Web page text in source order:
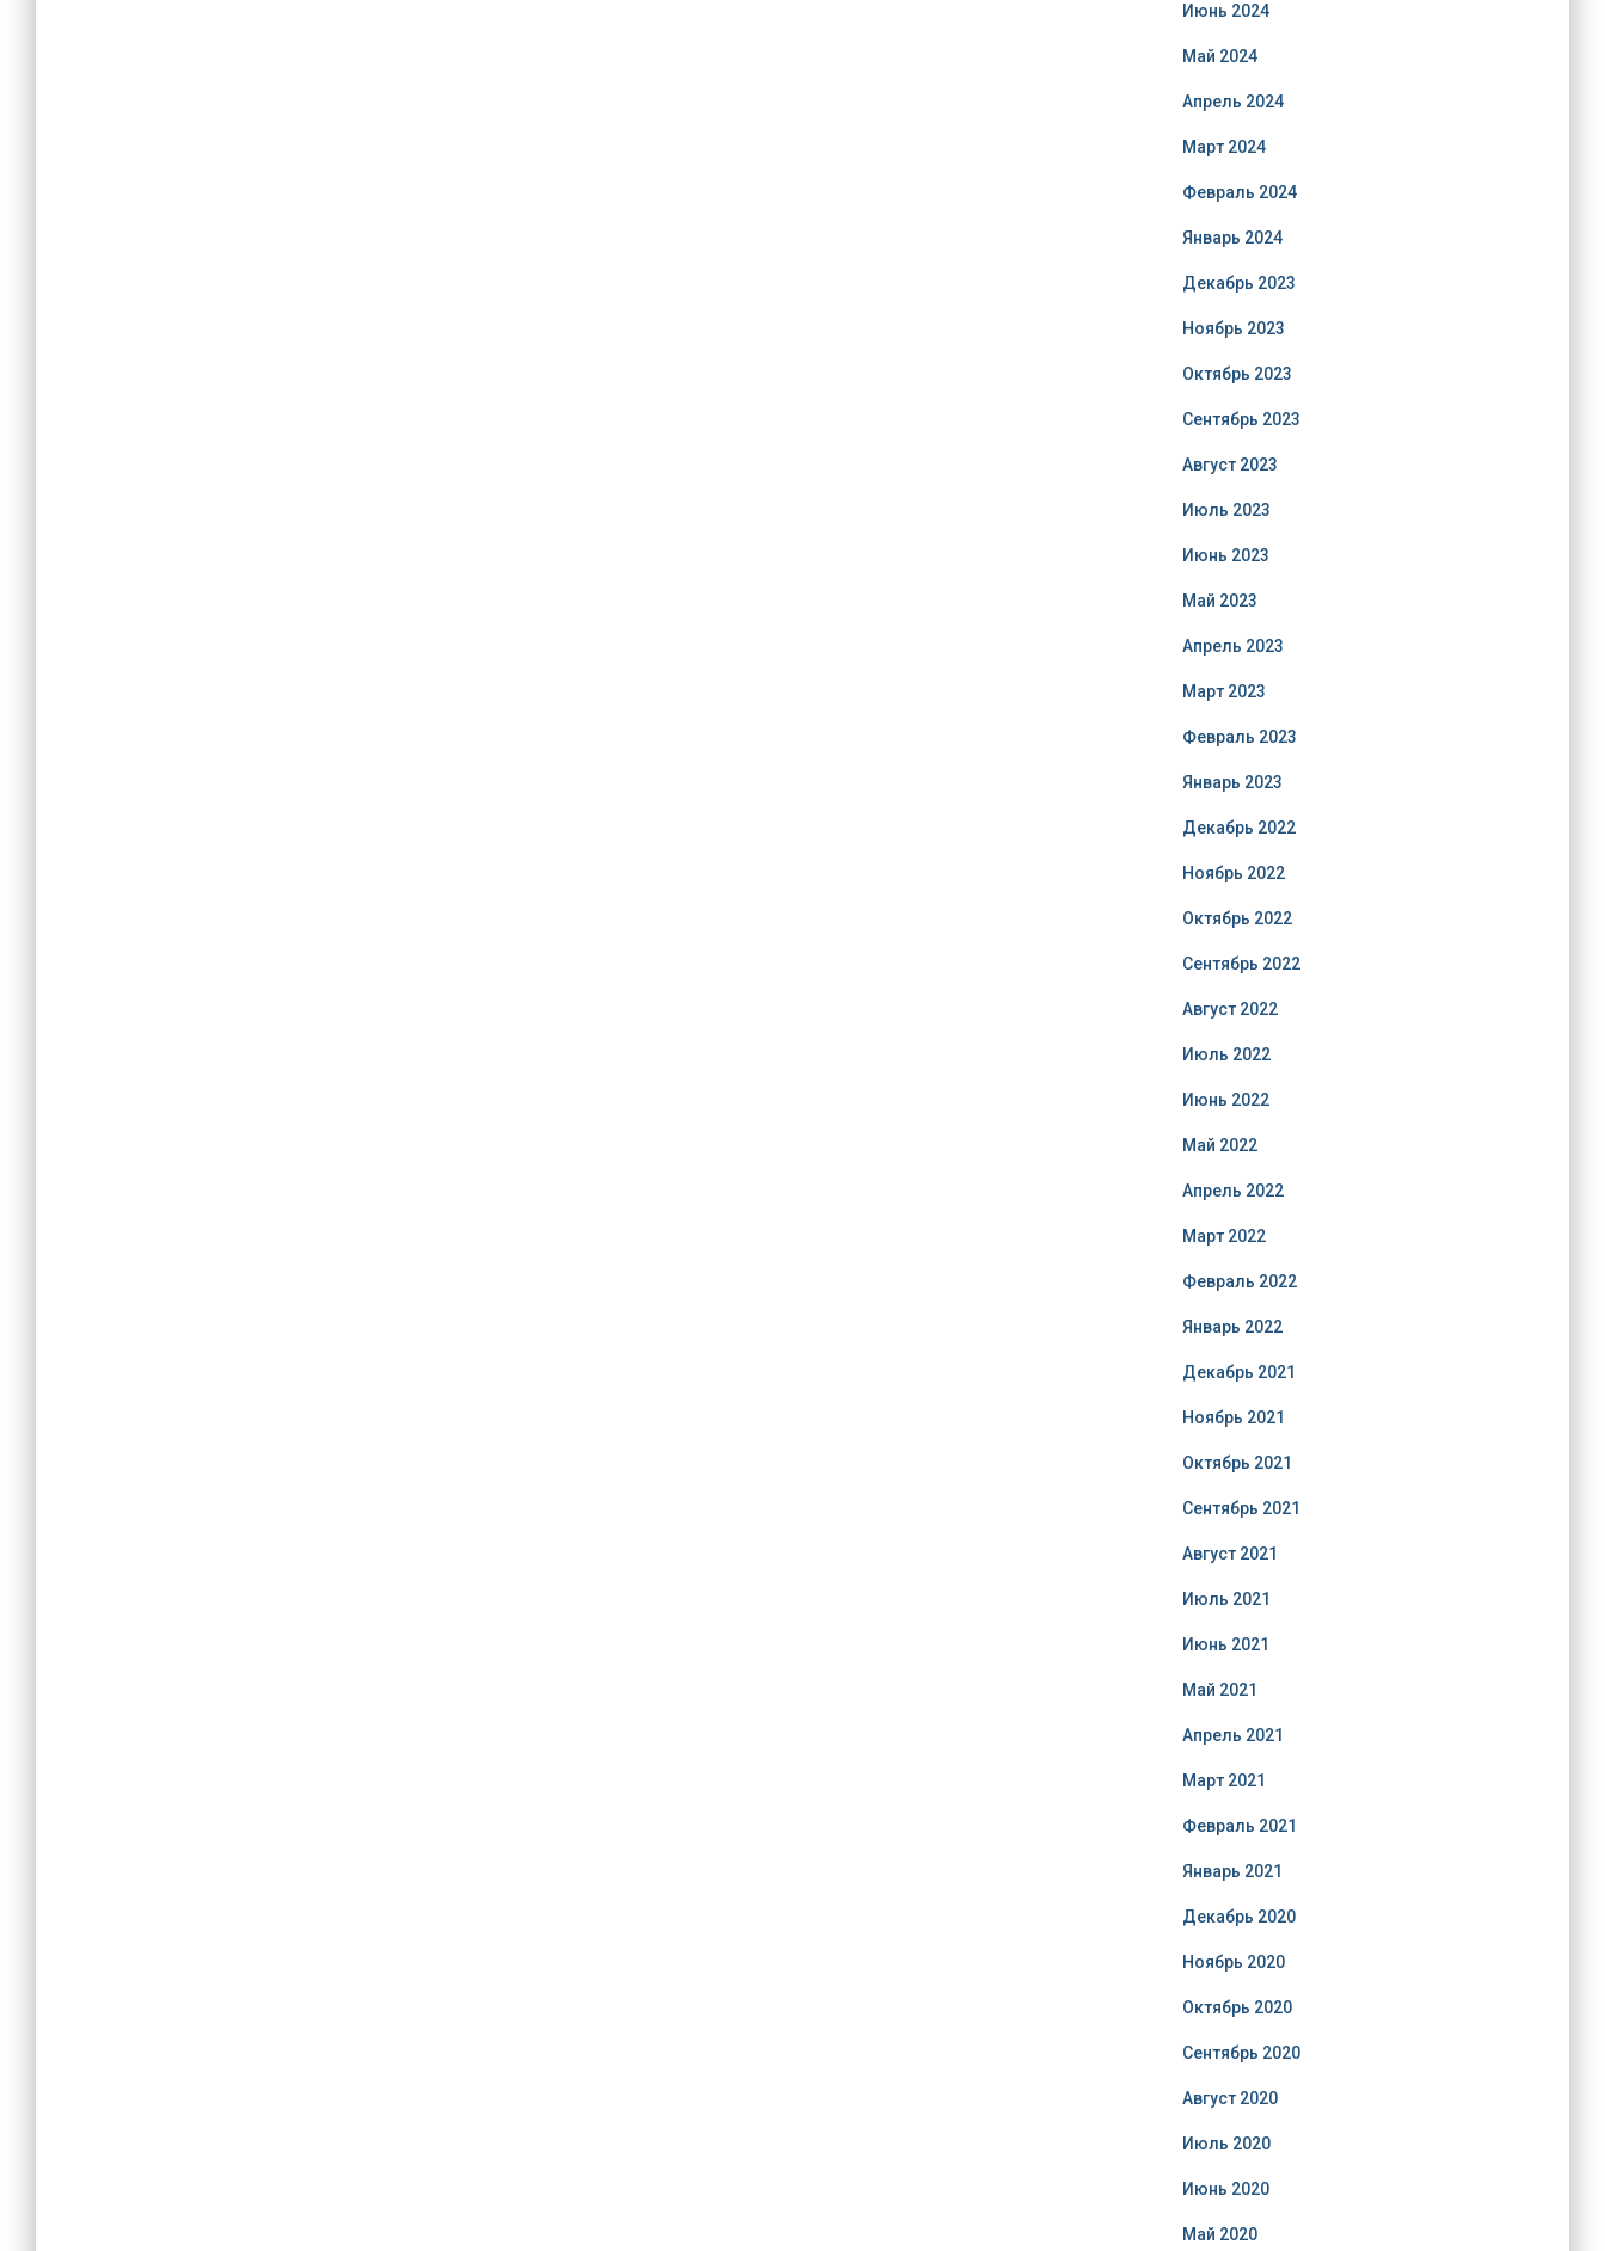
Июнь 2024
Май 2024
Апрель 2024
Март 2024
Февраль 2024
Январь 2024
Декабрь 2023
Ноябрь 2023
Октябрь 2023
Сентябрь 2023
Август 2023
Июль 2023
Июнь 2023
Май 2023
Апрель 2023
Март 2023
Февраль 2023
Январь 2023
Декабрь 2022
Ноябрь 2022
Октябрь 2022
Сентябрь 2022
Август 2022
Июль 2022
Июнь 2022
Май 2022
Апрель 2022
Март 2022
Февраль 2022
Январь 2022
Декабрь 2021
Ноябрь 2021
Октябрь 2021
Сентябрь 2021
Август 2021
Июль 2021
Июнь 2021
Май 2021
Апрель 2021
Март 2021
Февраль 2021
Январь 2021
Декабрь 2020
Ноябрь 2020
Октябрь 2020
Сентябрь 2020
Август 2020
Июль 2020
Июнь 2020
Май 2020